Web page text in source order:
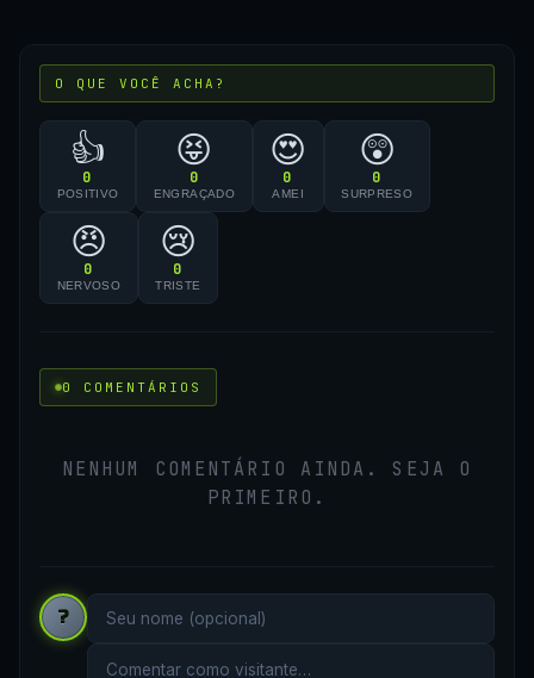
O QUE VOCÊ ACHA?
👍
0
POSITIVO
😝
0
ENGRAÇADO
😍
0
AMEI
😲
0
SURPRESO
😠
0
NERVOSO
😢
0
TRISTE
0 COMENTÁRIOS
NENHUM COMENTÁRIO AINDA. SEJA O
PRIMEIRO.
?